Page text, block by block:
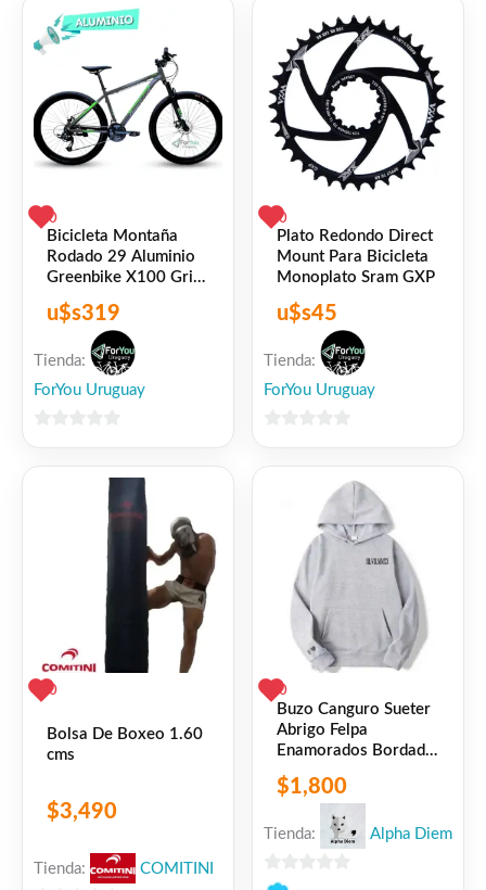
0
Bicicleta Montaña
Rodado 29 Aluminio
Greenbike X100 Gris
Verde
u$s319
Tienda:
ForYou Uruguay
0
Plato Redondo Direct
Mount Para Bicicleta
Monoplato Sram GXP
u$s45
Tienda:
ForYou Uruguay
0
Bolsa De Boxeo 1.60
cms
$3,490
Tienda: COMITINI
0
Buzo Canguro Sueter
Abrigo Felpa
Enamorados Bordado
$1,800
Tienda: Alpha Diem
0